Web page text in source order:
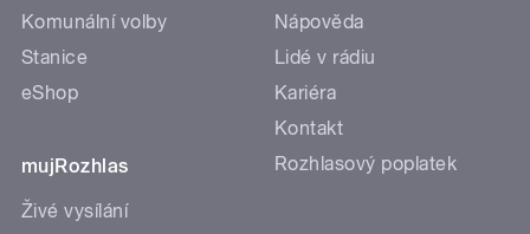
Komunální volby
Stanice
eShop
mujRozhlas
Živé vysílání
Nápověda
Lidé v rádiu
Kariéra
Kontakt
Rozhlasový poplatek